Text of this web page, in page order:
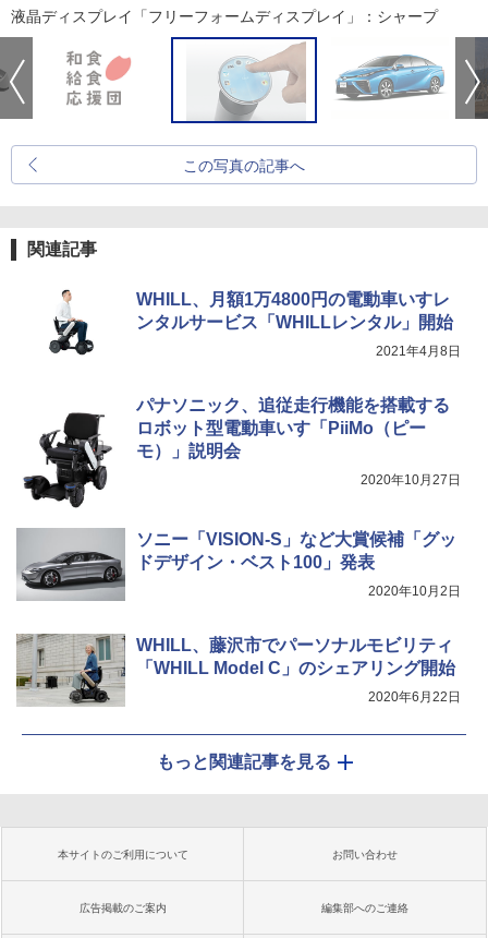
液晶ディスプレイ「フリーフォームディスプレイ」：シャープ
この写真の記事へ
関連記事
WHILL、月額1万4800円の電動車いすレ
ンタルサービス「WHILLレンタル」開始
2021年4月8日
パナソニック、追従走行機能を搭載する
ロボット型電動車いす「PiiMo（ピー
モ）」説明会
2020年10月27日
ソニー「VISION-S」など大賞候補「グッ
ドデザイン・ベスト100」発表
2020年10月2日
WHILL、藤沢市でパーソナルモビリティ
「WHILL Model C」のシェアリング開始
2020年6月22日
もっと関連記事を見る
本サイトのご利用について お問い合わせ
広告掲載のご案内 編集部へのご連絡